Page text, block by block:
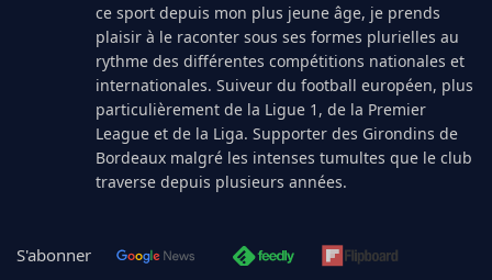
ce sport depuis mon plus jeune âge, je prends
plaisir à le raconter sous ses formes plurielles au
rythme des différentes compétitions nationales et
internationales. Suiveur du football européen, plus
particulièrement de la Ligue 1, de la Premier
League et de la Liga. Supporter des Girondins de
Bordeaux malgré les intenses tumultes que le club
traverse depuis plusieurs années.
S'abonner